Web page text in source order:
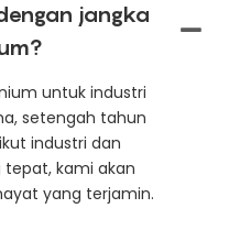
jangka
untuk industri
setengah tahun
industri dan
kami akan
yang terjamin.